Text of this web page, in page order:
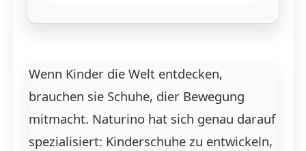
Wenn Kinder die Welt entdecken,
brauchen sie Schuhe, dier Bewegung
mitmacht. Naturino hat sich genau darauf
spezialisiert: Kinderschuhe zu entwickeln,